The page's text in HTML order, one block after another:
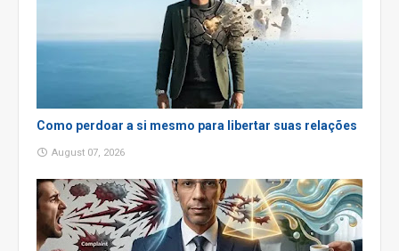
Como perdoar a si mesmo para libertar suas relações
August 07, 2026